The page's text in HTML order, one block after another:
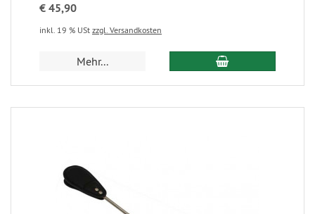
€ 45,90
inkl. 19 % USt zzgl. Versandkosten
Mehr...